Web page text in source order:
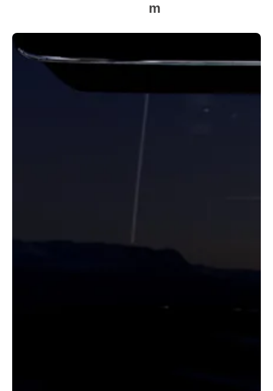
m